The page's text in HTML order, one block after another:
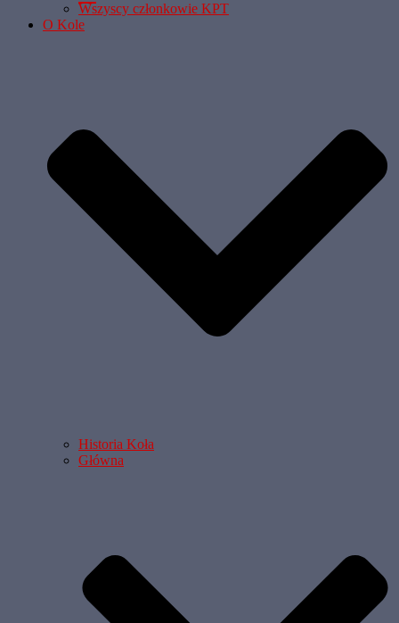
Wszyscy członkowie KPT
O Kole
Historia Koła
Główna